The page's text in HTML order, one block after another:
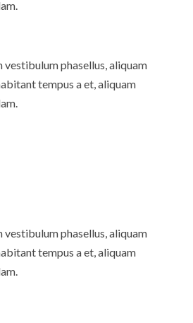
vestibulum phasellus, aliquam
tempus a et, aliquam
vestibulum phasellus, aliquam
tempus a et, aliquam